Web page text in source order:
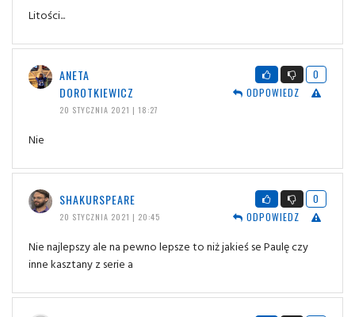
Litości...
ANETA
DOROTKIEWICZ
20 STYCZNIA 2021 | 18:27
0
ODPOWIEDZ
Nie
SHAKURSPEARE
20 STYCZNIA 2021 | 20:45
0
ODPOWIEDZ
Nie najlepszy ale na pewno lepsze to niż jakieś se Paulę czy
inne kasztany z serie a